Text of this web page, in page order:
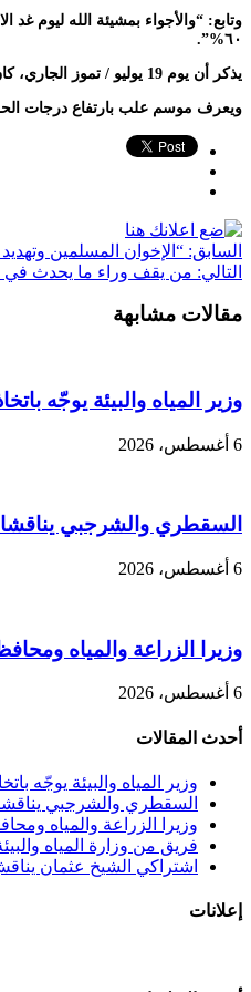
٦٠%”.
يذكر أن يوم 19 يوليو / تموز الجاري، كان أول أيام الخريف في اليمن، وفقا للفلكي الجوبي، مذكرا بأن أول أيام برج الأسد كان يوم الإثنين الماضي الموافق 24 يوليو / تموز.
ويعرف موسم علب بارتفاع درجات
السابق: “الإخوان المسلمين وتهديد
التالي: من يقف وراء ما يحدث في
مقالات مشابهة
وزير المياه والبيئة يوجّه
6 أغسطس، 2026
السقطري والشرجبي
6 أغسطس، 2026
وزيرا الزراعة والمياه
6 أغسطس، 2026
أحدث المقالات
وزير المياه والبيئة يوجّه
السقطري والشرجبي
وزيرا الزراعة والمياه
فريق من وزارة المياه
اشتراكي الشيخ عثمان
إعلانات